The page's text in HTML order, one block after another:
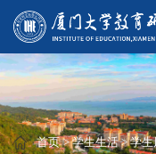
首页 > 学生生活 > 学生